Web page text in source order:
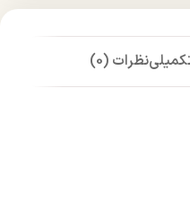
نظرات (0)